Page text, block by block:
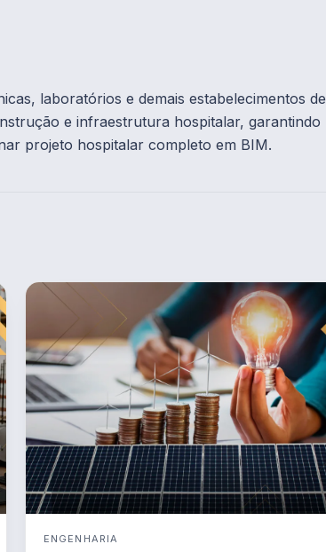
laboratórios e demais estabelecimentos de
e infraestrutura hospitalar, garantindo
projeto hospitalar completo em BIM.
ENGENHARIA